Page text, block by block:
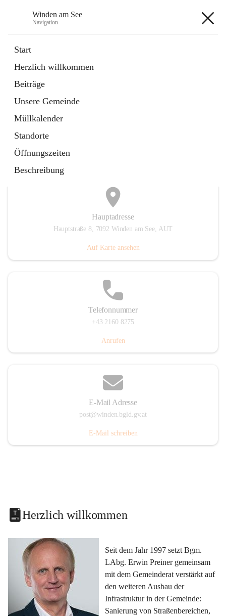
Winden am See
Navigation
Start
Herzlich willkommen
Beiträge
Unsere Gemeinde
Müllkalender
Standorte
Öffnungszeiten
Beschreibung
Externe Webseite
in
Tab
Bebauungsplan
Ordner
öffnet
in
neuem
Tab
Hauptadresse
Hauptstraße 8, 7092 Winden am See, AUT
Auf Karte ansehen
Telefonnummer
+43 2160 8275
Anrufen
E-Mail Adresse
post@winden.bgld.gv.at
E-Mail schreiben
Herzlich willkommen
Seit dem Jahr 1997 setzt Bgm.
LAbg. Erwin Preiner gemeinsam
mit dem Gemeinderat verstärkt auf
den weiteren Ausbau der
Infrastruktur in der Gemeinde:
Sanierung von Straßenbereichen,